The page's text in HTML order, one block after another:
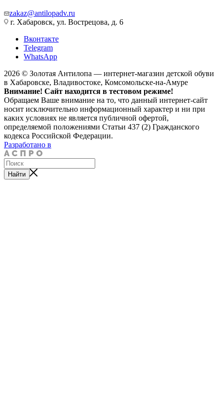
zakaz@antilopadv.ru
г. Хабаровск, ул. Вострецова, д. 6
Вконтакте
Telegram
WhatsApp
2026 © Золотая Антилопа — интернет-магазин детской обуви
в Хабаровске, Владивостоке, Комсомольске-на-Амуре
Внимание! Сайт находится в тестовом режиме!
Обращаем Ваше внимание на то, что данный интернет-сайт
носит исключительно информационный характер и ни при
каких условиях не является публичной офертой,
определяемой положениями Статьи 437 (2) Гражданского
кодекса Российской Федерации.
Разработано в
Найти